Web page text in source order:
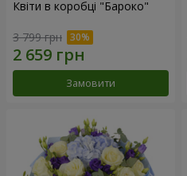
Квіти в коробці "Бароко"
3 799 грн
Замовити